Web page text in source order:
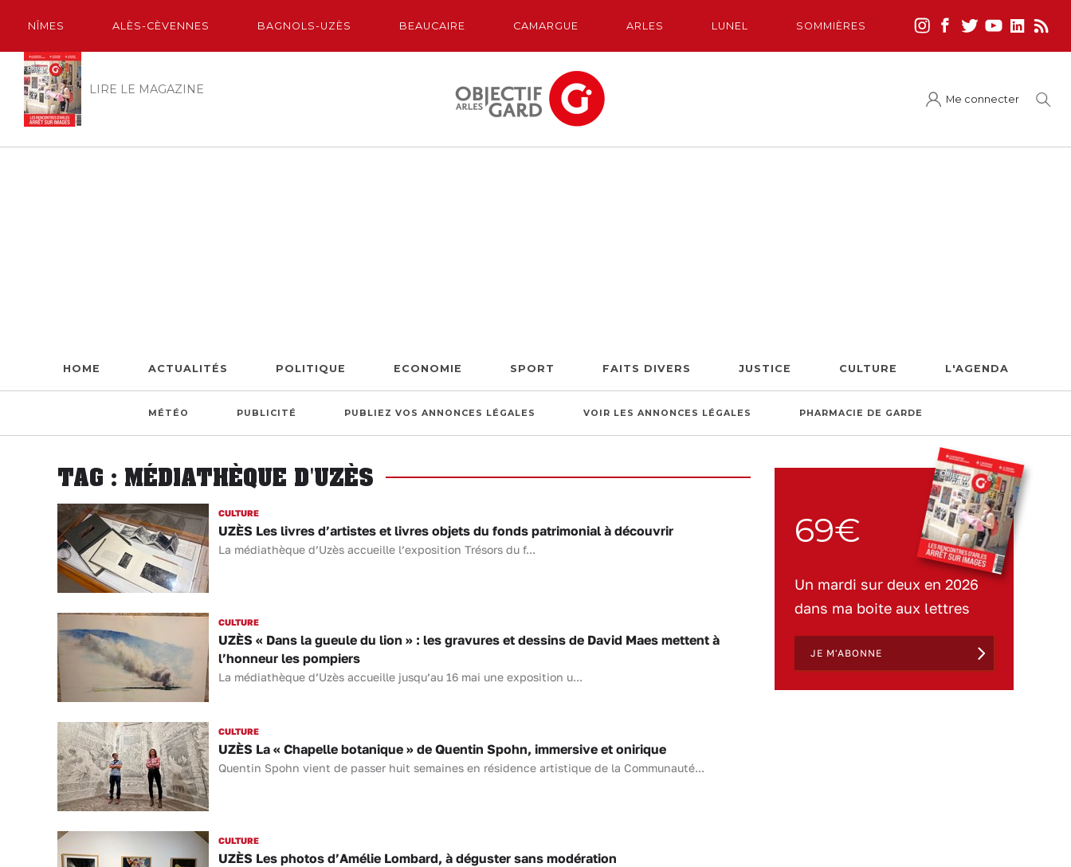
NÎMES ALÈS-CÈVENNES BAGNOLS-UZÈS BEAUCAIRE CAMARGUE ARLES LUNEL SOMMIÈRES
LIRE LE MAGAZINE
Me connecter
HOME ACTUALITÉS POLITIQUE ECONOMIE SPORT FAITS DIVERS JUSTICE CULTURE L'AGENDA
MÉTÉO PUBLICITÉ PUBLIEZ VOS ANNONCES LÉGALES VOIR LES ANNONCES LÉGALES PHARMACIE DE GARDE
TAG : MÉDIATHÈQUE D'UZÈS
CULTURE
UZÈS Les livres d’artistes et livres objets du fonds patrimonial à découvrir
La médiathèque d’Uzès accueille l’exposition Trésors du f...
CULTURE
UZÈS « Dans la gueule du lion » : les gravures et dessins de David Maes mettent à
l’honneur les pompiers
La médiathèque d’Uzès accueille jusqu’au 16 mai une exposition u...
CULTURE
UZÈS La « Chapelle botanique » de Quentin Spohn, immersive et onirique
Quentin Spohn vient de passer huit semaines en résidence artistique de la Communauté...
CULTURE
UZÈS Les photos d’Amélie Lombard, à déguster sans modération
69€
Un mardi sur deux en 2026
dans ma boite aux lettres
JE M'ABONNE